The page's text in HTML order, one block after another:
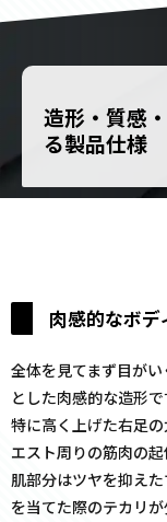
造形・質感
る製品仕様
肉感的なボ
全体を見てまず目が
とした肉感的な造形で
特に高く上げた右足
エスト周りの筋肉の
肌部分はツヤを抑え
を当てた際のテカリ